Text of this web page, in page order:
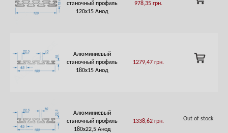
станочный профиль
120х15 Анод
978,35 грн.
TO
Алюминиевый
станочный профиль
180х15 Анод
1279,47 грн.
ADD
TO
Алюминиевый
станочный профиль
180х22,5 Анод
1338,62 грн. Out of stock